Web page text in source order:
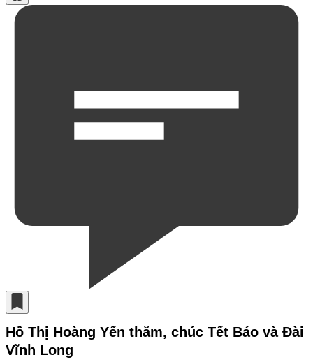
Hồ Thị Hoàng Yến thăm, chúc Tết Báo và Đài
Vĩnh Long